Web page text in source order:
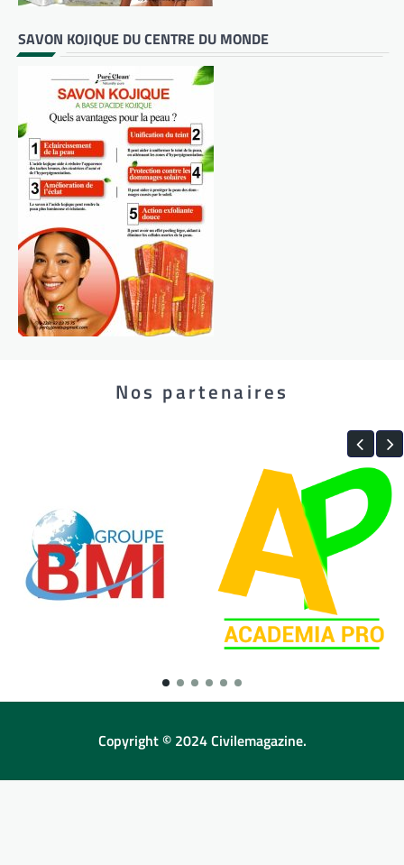
SAVON KOJIQUE DU CENTRE DU MONDE
Nos partenaires
Copyright © 2024 Civilemagazine.